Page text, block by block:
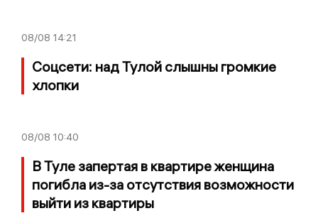
08/08 14:21
Соцсети: над Тулой слышны громкие
хлопки
08/08 10:40
В Туле запертая в квартире женщина
погибла из-за отсутствия возможности
выйти из квартиры